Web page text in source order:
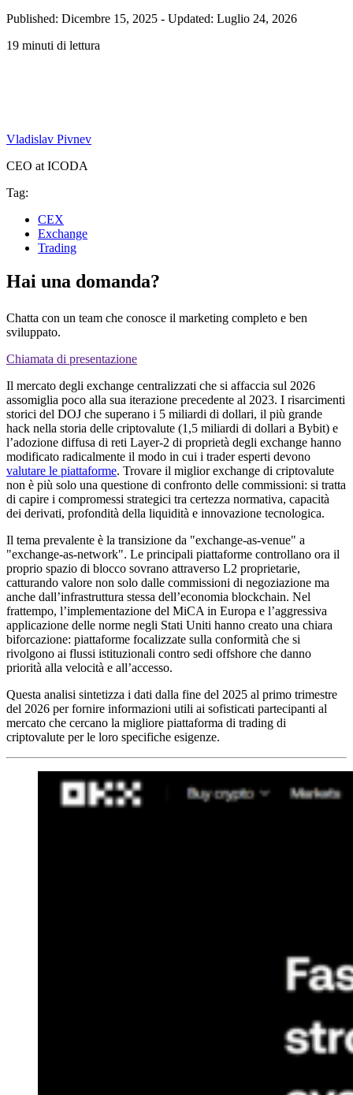
Published: Dicembre 15, 2025 - Updated: Luglio 24, 2026
19 minuti di lettura
Vladislav Pivnev
CEO at ICODA
Tag:
CEX
Exchange
Trading
Hai una domanda?
Chatta con un team che conosce il marketing completo e ben
sviluppato.
Chiamata di presentazione
Il mercato degli exchange centralizzati che si affaccia sul 2026
assomiglia poco alla sua iterazione precedente al 2023. I risarcimenti
storici del DOJ che superano i 5 miliardi di dollari, il più grande
hack nella storia delle criptovalute (1,5 miliardi di dollari a Bybit) e
l’adozione diffusa di reti Layer-2 di proprietà degli exchange hanno
modificato radicalmente il modo in cui i trader esperti devono
valutare le piattaforme. Trovare il miglior exchange di criptovalute
non è più solo una questione di confronto delle commissioni: si tratta
di capire i compromessi strategici tra certezza normativa, capacità
dei derivati, profondità della liquidità e innovazione tecnologica.
Il tema prevalente è la transizione da "exchange-as-venue" a
"exchange-as-network". Le principali piattaforme controllano ora il
proprio spazio di blocco sovrano attraverso L2 proprietarie,
catturando valore non solo dalle commissioni di negoziazione ma
anche dall’infrastruttura stessa dell’economia blockchain. Nel
frattempo, l’implementazione del MiCA in Europa e l’aggressiva
applicazione delle norme negli Stati Uniti hanno creato una chiara
biforcazione: piattaforme focalizzate sulla conformità che si
rivolgono ai flussi istituzionali contro sedi offshore che danno
priorità alla velocità e all’accesso.
Questa analisi sintetizza i dati dalla fine del 2025 al primo trimestre
del 2026 per fornire informazioni utili ai sofisticati partecipanti al
mercato che cercano la migliore piattaforma di trading di
criptovalute per le loro specifiche esigenze.